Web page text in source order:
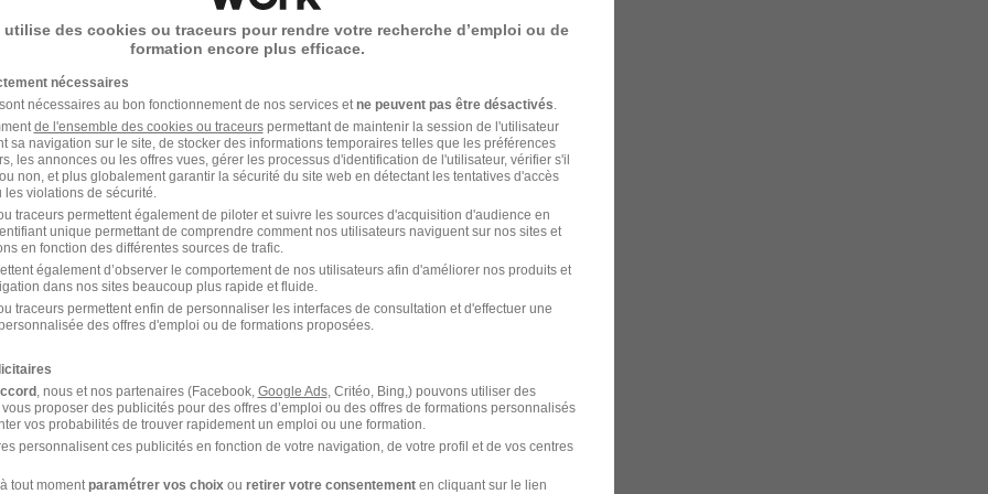
ou àVillers-Bretonneux
Bretonneux Entreprise Villers-Bretonneux
Bretonneux
utilise des cookies ou traceurs pour rendre votre recherche d’emploi ou de
formation encore plus efficace.
nécessaires
nécessaires au bon fonctionnement de nos services etne peuvent pas être désactivés.
de l'ensemble des cookies ou traceurspermettant de maintenir la session de l'utilisateur
sa navigation sur le site, de stocker des informations temporaires telles que les préférences
les annonces ou les offres vues, gérer les processus d'identification de l'utilisateur, vérifier s'il
non, et plus globalement garantir la sécurité du site web en détectant les tentatives d'accès
les violations de sécurité.
traceurs permettent également de piloter et suivre les sources d'acquisition d'audience en
unique permettant de comprendre comment nos utilisateurs naviguent sur nos sites et
en fonction des différentes sources de trafic.
également d’observer le comportement de nos utilisateurs afin d'améliorer nos produits et
dans nos sites beaucoup plus rapide et fluide.
traceurs permettent enfin de personnaliser les interfaces de consultation et d'effectuer une
des offres d'emploi ou de formations proposées.
, nous et nos partenaires (Facebook, Google Ads, Critéo, Bing,) pouvons utiliser des
proposer des publicités pour des offres d’emploi ou des offres de formations personnalisés
vos probabilités de trouver rapidement un emploi ou une formation.
personnalisent ces publicités en fonction de votre navigation, de votre profil et de vos centres
tout momentparamétrer vos choixou retirer votre consentementen cliquant sur le lien